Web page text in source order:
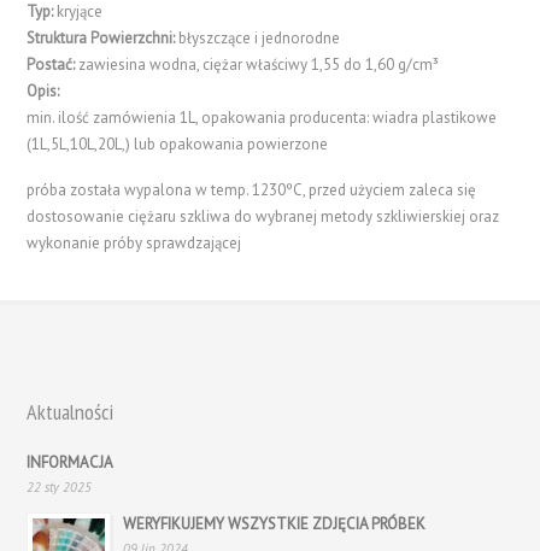
Typ:kryjące
Struktura Powierzchni:błyszczące i jednorodne
Postać:zawiesina wodna, ciężar właściwy 1,55 do 1,60 g/cm³
Opis:
min. ilość zamówienia 1L, opakowania producenta: wiadra plastikowe
(1L,5L,10L,20L,) lub opakowania powierzone
próba została wypalona w temp. 1230ºC, przed użyciem zaleca się
dostosowanie ciężaru szkliwa do wybranej metody szkliwierskiej oraz
wykonanie próby sprawdzającej
Aktualności
INFORMACJA
22 sty 2025
WERYFIKUJEMY WSZYSTKIE ZDJĘCIA PRÓBEK